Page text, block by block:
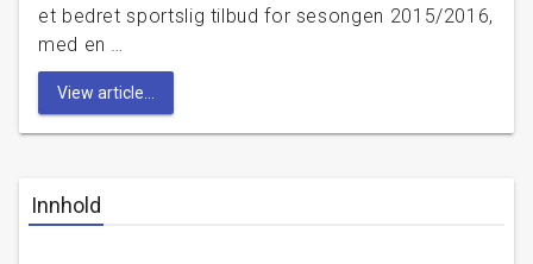
et bedret sportslig tilbud for sesongen 2015/2016,
med en …
View article...
Innhold